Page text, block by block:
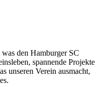
den Hamburger SC
spannende Projekte
unseren Verein ausmacht,